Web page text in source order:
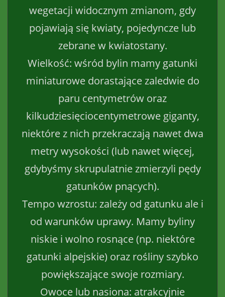
wegetacji widocznym zmianom, gdy
pojawiają się kwiaty, pojedyncze lub
zebrane w kwiatostany.
Wielkość: wśród bylin mamy gatunki
miniaturowe dorastające zaledwie do
paru centymetrów oraz
kilkudziesięciocentymetrowe giganty,
niektóre z nich przekraczają nawet dwa
metry wysokości (lub nawet więcej,
gdybyśmy skrupulatnie zmierzyli pędy
gatunków pnących).
Tempo wzrostu: zależy od gatunku ale i
od warunków uprawy. Mamy byliny
niskie i wolno rosnące (np. niektóre
gatunki alpejskie) oraz rośliny szybko
powiększające swoje rozmiary.
Owoce lub nasiona: atrakcyjnie